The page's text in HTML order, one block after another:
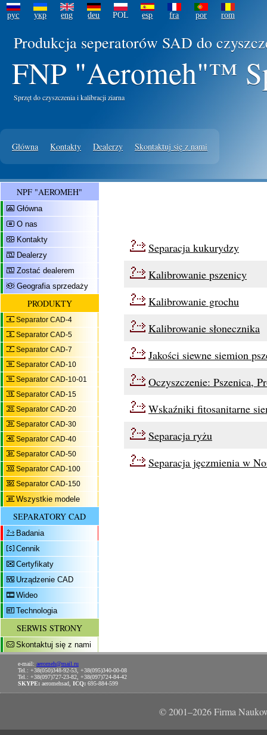
рус укр eng deu POL esp fra por rom
Produkcja seperatorów SAD do
FNP "Aeromeh"™
Sprzęt do czyszczenia i kalibracji ziarna
Główna Kontakty Dealerzy Skontaktuj się z nami
NPF "AEROMEH"
Główna
O nas
Kontakty
Dealerzy
Zostać dealerem
Geografia sprzedaży
PRODUKTY
Separator CAD-4
Separator CAD-5
Separator CAD-7
Separator CAD-10
Separator CAD-10-01
Separator CAD-15
Separator CAD-20
Separator CAD-30
Separator CAD-40
Separator CAD-50
Separator CAD-100
Separator CAD-150
Wszystkie modele
SEPARATORY CAD
Badania
Cennik
Certyfikaty
Urządzenie CAD
Wideo
Technologia
SERWIS STRONY
Skontaktuj się z nami
Separacja kukurydzy
Kalibrowanie pszenicy
Kalibrowanie grochu
Kalibrowanie słonecznika
Jakości siewne siemion
Oczyszczenie: Pszenica,
Wskaźniki fitosanitarne
Separacja ryżu
Separacja jęczmienia w
e-mail: aeromeh@mail.ru
Tel.: +38(050)348-92-53, +38(095)340-00-08
Tel.: +38(097)727-23-82, +38(097)724-84-42
SKYPE: aeromehsad, ICQ: 695-884-599
© 2001–2026 Firma